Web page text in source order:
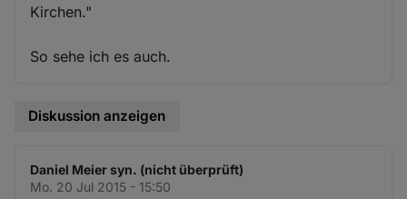
Kirchen."
So sehe ich es auch.
Diskussion anzeigen
Daniel Meier syn. (nicht überprüft)
Mo. 20 Jul 2015 - 15:50